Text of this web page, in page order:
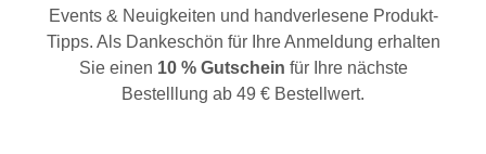
Events & Neuigkeiten und handverlesene Produkt-
Tipps. Als Dankeschön für Ihre Anmeldung erhalten
Sie einen 10 % Gutschein für Ihre nächste
Bestelllung ab 49 € Bestellwert.